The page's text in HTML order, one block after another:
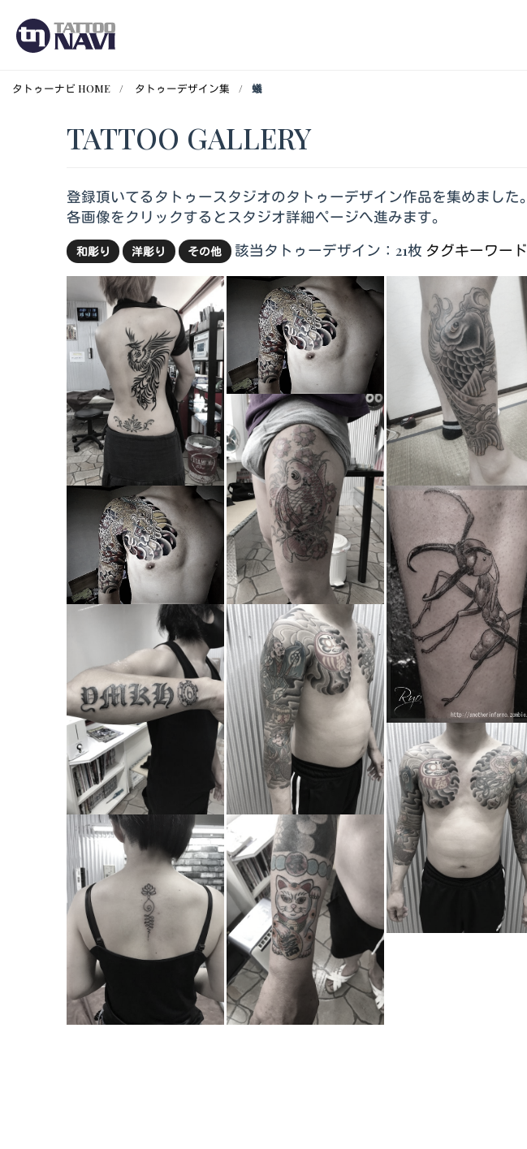
タトゥーナビ HOME タトゥーデザイン集 蟻
TATTOO GALLERY
登録頂いてるタトゥースタジオのタトゥーデザイン作品を集めました。
各画像をクリックするとスタジオ詳細ページへ進みます。
和彫り 洋彫り その他 該当タトゥーデザイン：21枚 タグキーワード